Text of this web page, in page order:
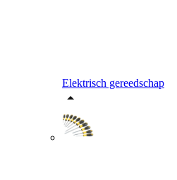
Elektrisch gereedschap